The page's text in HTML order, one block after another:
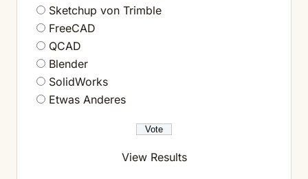
Sketchup von Trimble
FreeCAD
QCAD
Blender
SolidWorks
Etwas Anderes
View Results